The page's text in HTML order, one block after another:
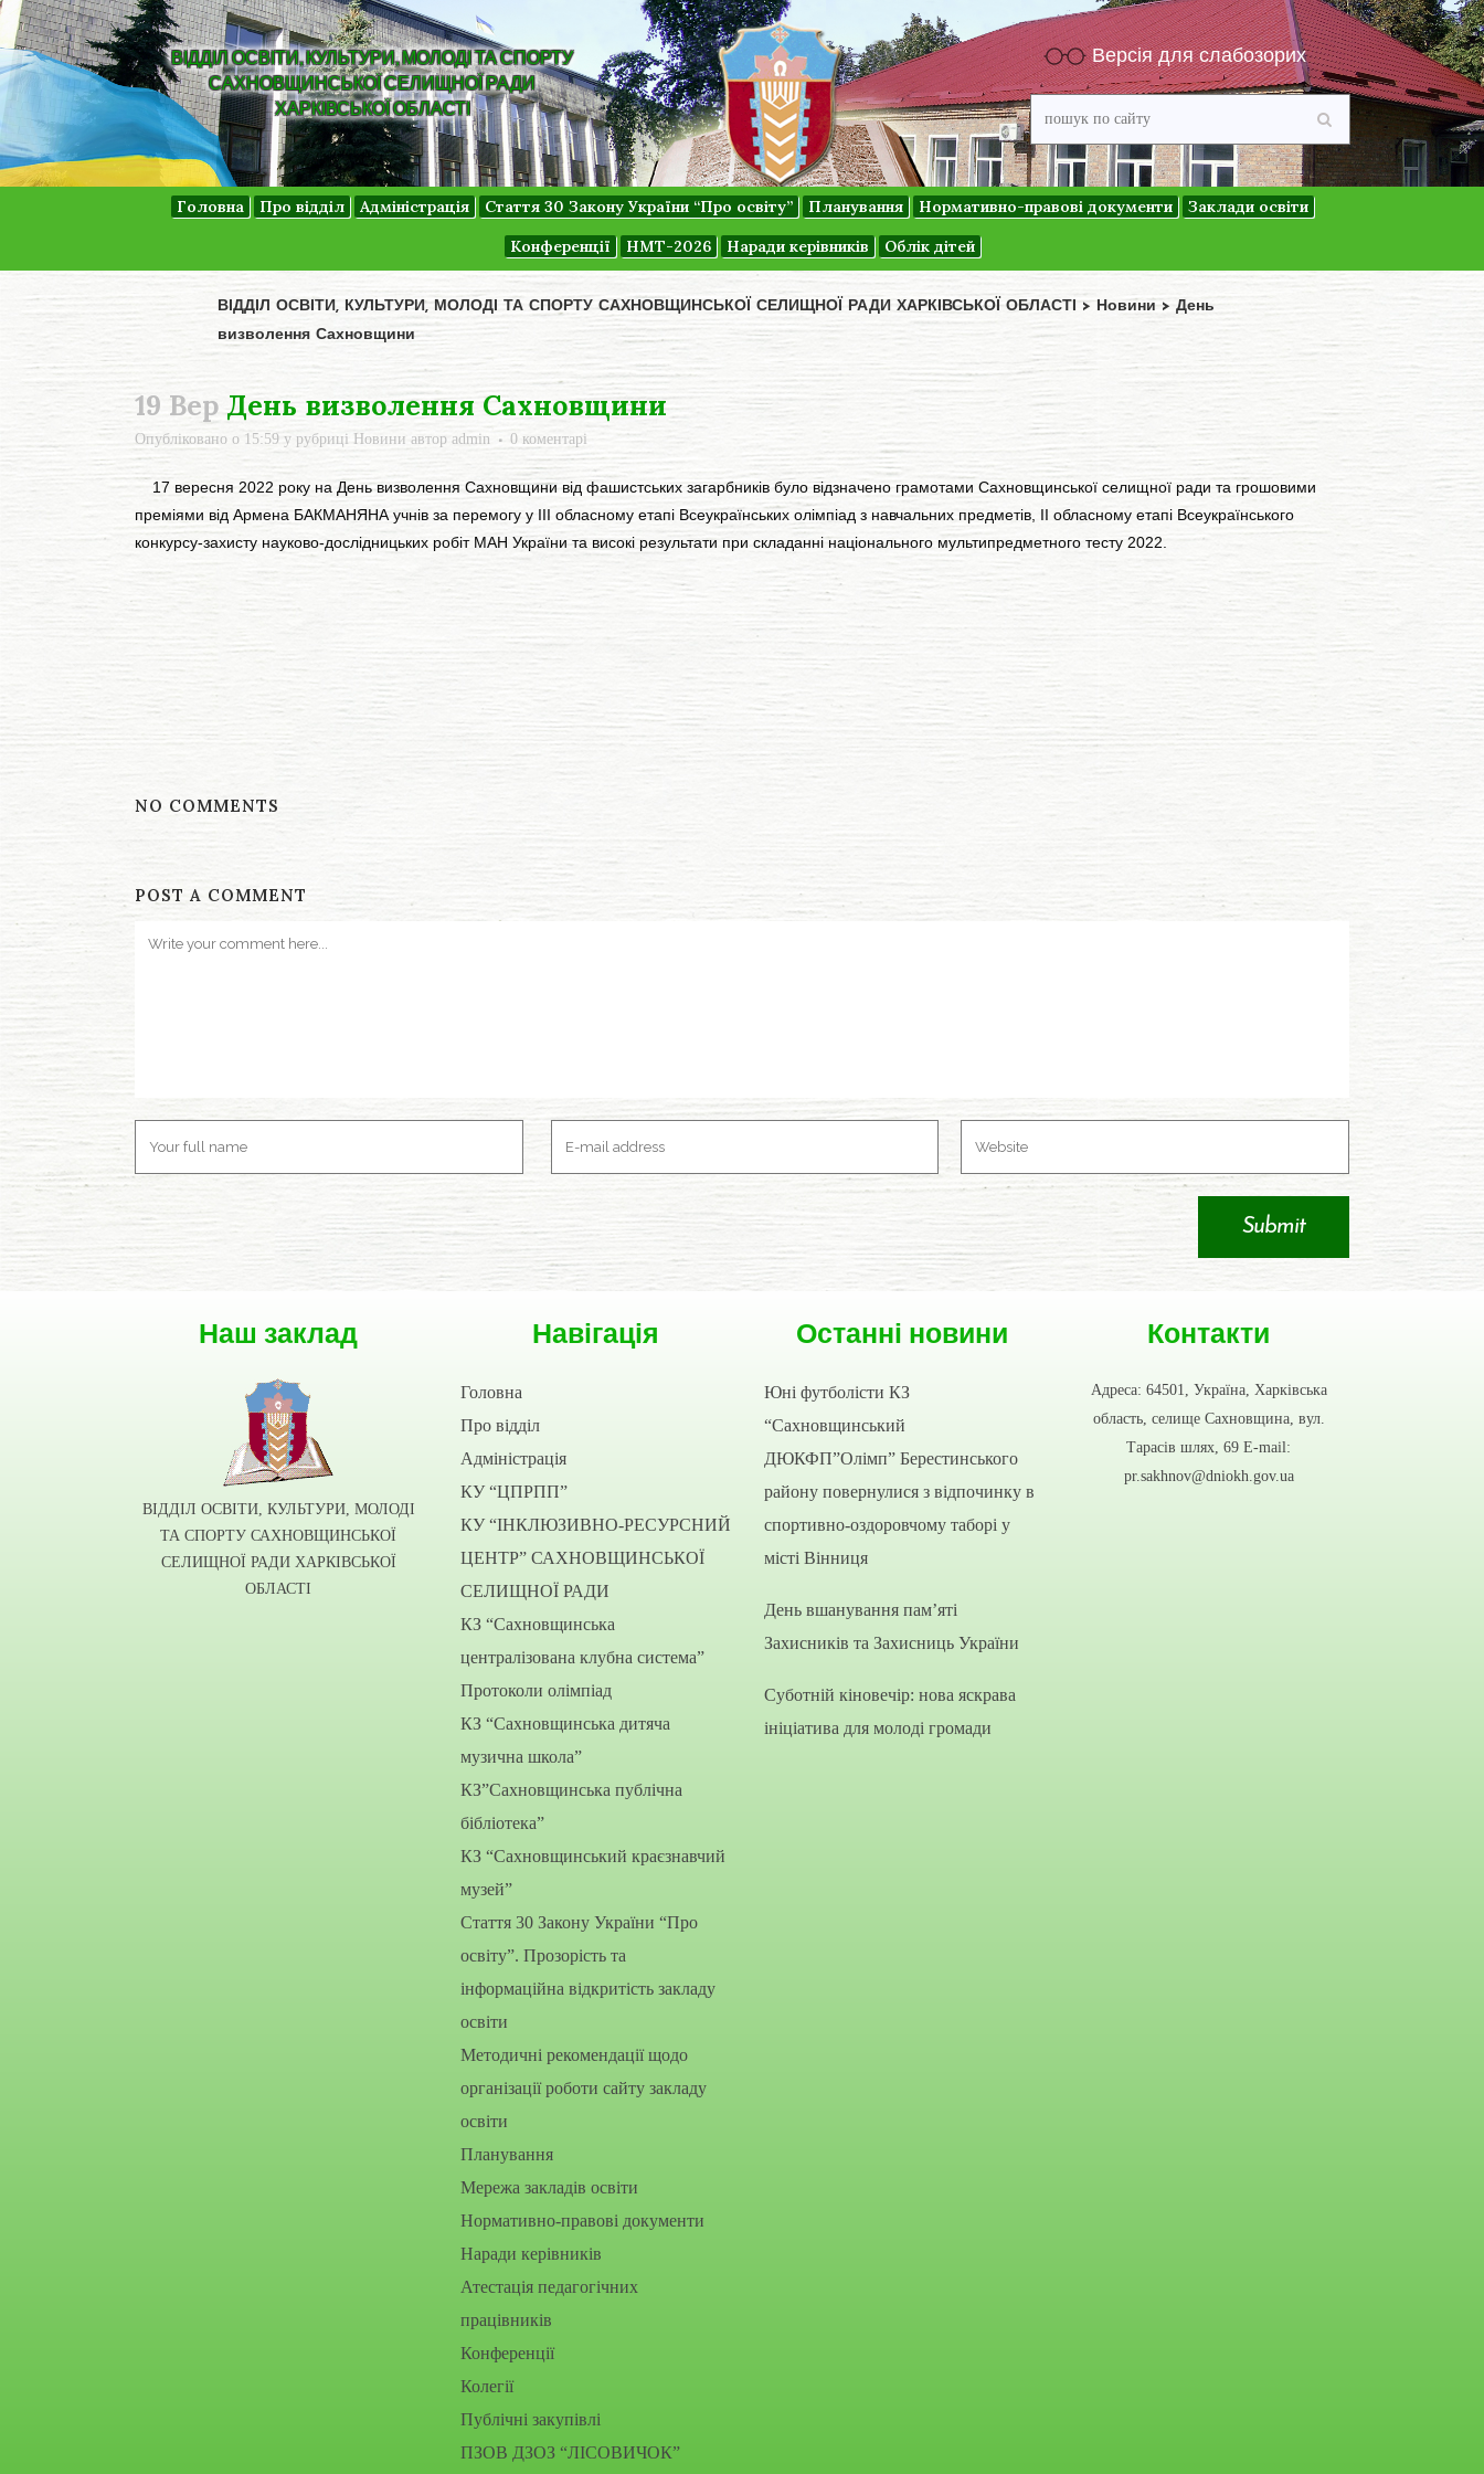
ВІДДІЛ ОСВІТИ, КУЛЬТУРИ, МОЛОДІ ТА СПОРТУ
САХНОВЩИНСЬКОЇ СЕЛИЩНОЇ РАДИ
ХАРКІВСЬКОЇ ОБЛАСТІ
Версія для слабозорих
Головна Про відділ Адміністрація Стаття 30 Закону України “Про освіту” Планування Нормативно-правові документи
Заклади освіти
Конференції
НМТ-2026 Наради керівників Облік дітей
ВІДДІЛ ОСВІТИ, КУЛЬТУРИ, МОЛОДІ ТА СПОРТУ САХНОВЩИНСЬКОЇ СЕЛИЩНОЇ РАДИ ХАРКІВСЬКОЇ ОБЛАСТІ > Новини> День
визволення Сахновщини
19 ВерДень визволення Сахновщини
Опубліковано о 15:59 у рубриці Новини автор admin 0 коментарі
17 вересня 2022 року на День визволення Сахновщини від фашистських загарбників було відзначено грамотами Сахновщинської селищної ради та грошовими
преміями від Армена БАКМАНЯНА учнів за перемогу у ІІІ обласному етапі Всеукраїнських олімпіад з навчальних предметів, ІІ обласному етапі Всеукраїнського
конкурсу-захисту науково-дослідницьких робіт МАН України та високі результати при складанні національного мультипредметного тесту 2022.
NO COMMENTS
POST A COMMENT
Наш заклад
ВІДДІЛ ОСВІТИ, КУЛЬТУРИ, МОЛОДІ
ТА СПОРТУ САХНОВЩИНСЬКОЇ
СЕЛИЩНОЇ РАДИ ХАРКІВСЬКОЇ
ОБЛАСТІ
Навігація
Головна
Про відділ
Адміністрація
КУ “ЦПРПП”
КУ “ІНКЛЮЗИВНО-РЕСУРСНИЙ
ЦЕНТР” САХНОВЩИНСЬКОЇ
СЕЛИЩНОЇ РАДИ
КЗ “Сахновщинська
централізована клубна система”
Протоколи олімпіад
КЗ “Сахновщинська дитяча
музична школа”
КЗ”Сахновщинська публічна
бібліотека”
КЗ “Сахновщинський краєзнавчий
музей”
Стаття 30 Закону України “Про
освіту”. Прозорість та
інформаційна відкритість закладу
освіти
Методичні рекомендації щодо
організації роботи сайту закладу
освіти
Планування
Мережа закладів освіти
Нормативно-правові документи
Наради керівників
Атестація педагогічних
працівників
Конференції
Колегії
Публічні закупівлі
ПЗОВ ДЗОЗ “ЛІСОВИЧОК”
Останні новини
Юні футболісти КЗ
“Сахновщинський
ДЮКФП”Олімп” Берестинського
району повернулися з відпочинку в
спортивно-оздоровчому таборі у
місті Вінниця
День вшанування пам’яті
Захисників та Захисниць України
Суботній кіновечір: нова яскрава
ініціатива для молоді громади
Контакти
Адреса: 64501, Україна, Харківська
область, селище Сахновщина, вул.
Тарасів шлях, 69 E-mail:
pr.sakhnov@dniokh.gov.ua